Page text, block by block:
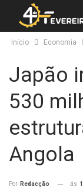
Início Economia
Japão
530
Angola
Por Redacção ás